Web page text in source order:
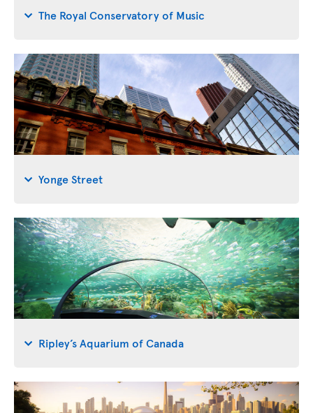
The Royal Conservatory of Music
Yonge Street
Ripley’s Aquarium of Canada